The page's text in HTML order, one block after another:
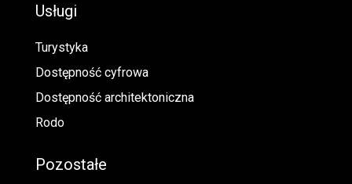
Usługi
Turystyka
Dostępność cyfrowa
Dostępność architektoniczna
Rodo
Pozostałe